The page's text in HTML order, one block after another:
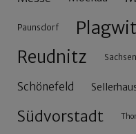
Paunsdorf
Reudnitz Sachsen
Schönefeld
Südvorstadt